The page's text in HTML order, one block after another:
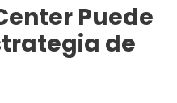
Puede
de